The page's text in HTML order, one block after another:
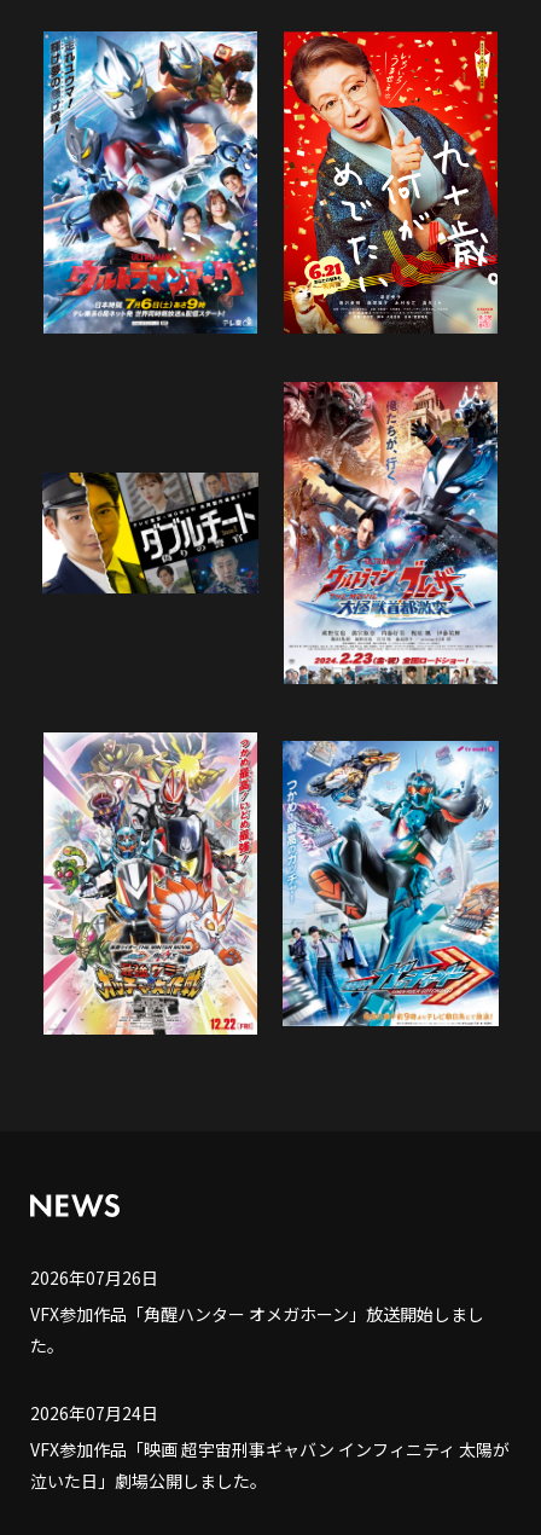
2026年07月26日
VFX参加作品「角醒ハンター オメガホーン」放送開始しまし
た。
2026年07月24日
VFX参加作品「映画 超宇宙刑事ギャバン インフィニティ 太陽が
泣いた日」劇場公開しました。